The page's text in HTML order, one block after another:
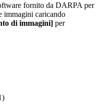
fornito da DARPA per
immagini caricando
di immagini] per